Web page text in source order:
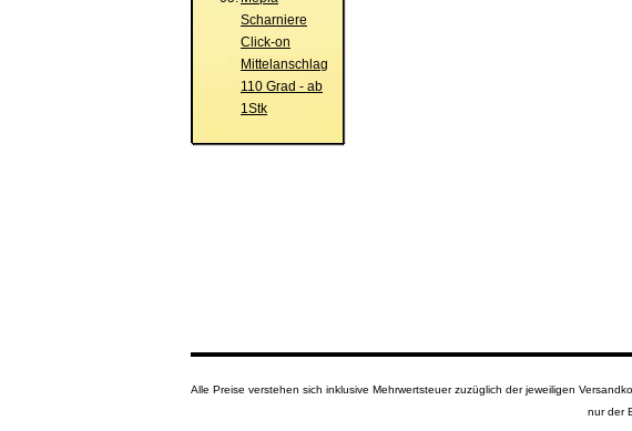
Scharniere
Click-on
Mittelanschlag
110 Grad - ab
1Stk
Alle Preise verstehen sich inklusive Mehrwertsteuer zuzüglich der jeweiligen
nur der